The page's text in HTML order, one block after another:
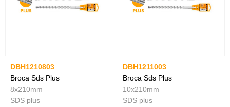
DBH1210803
Broca Sds Plus
8x210mm
SDS plus
DBH1211003
Broca Sds Plus
10x210mm
SDS plus